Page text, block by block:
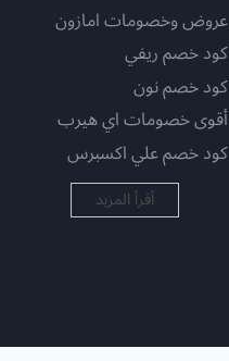
عروض وخصومات امازون
كود خصم ريفي
كود خصم نون
أقوى خصومات اي هيرب
كود خصم علي اكسبرس
أقرأ المزيد